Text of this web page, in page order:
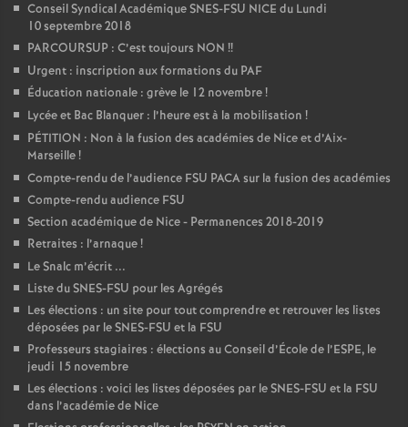
Conseil Syndical Académique SNES-FSU NICE du Lundi
10 septembre 2018
PARCOURSUP : C’est toujours NON !!
Urgent : inscription aux formations du PAF
Éducation nationale : grève le 12 novembre!
Lycée et Bac Blanquer : l’heure est à la mobilisation !
PÉTITION : Non à la fusion des académies de Nice et d’Aix-
Marseille!
Compte-rendu de l’audience FSU PACA sur la fusion des académies
Compte-rendu audience FSU
Section académique de Nice - Permanences 2018-2019
Retraites : l’arnaque!
Le Snalc m’écrit ...
Liste du SNES-FSU pour les Agrégés
Les élections : un site pour tout comprendre et retrouver les listes
déposées par le SNES-FSU et la FSU
Professeurs stagiaires : élections au Conseil d’École de l’ESPE, le
jeudi 15 novembre
Les élections : voici les listes déposées par le SNES-FSU et la FSU
dans l’académie de Nice